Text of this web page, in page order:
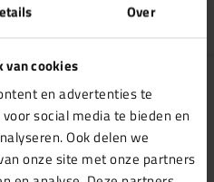
Over
van cookies
en advertenties te
social media te bieden en
Ook delen we
onze site met onze partners